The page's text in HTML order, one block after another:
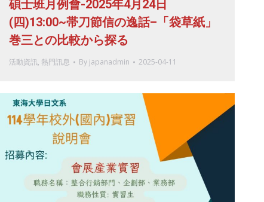
碩士班月例會-2025年4月24日
(四)13:00~帯刀節信の逸話–「袋草紙」
巻三との比較から探る
活動資訊, 熱門訊息 By japanadmin 2025-04-11